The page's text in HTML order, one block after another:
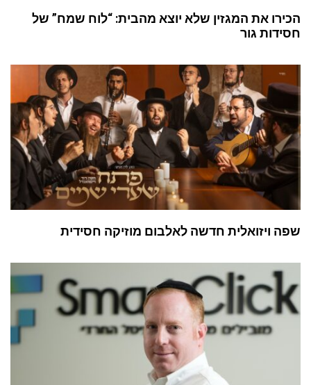
הכירו את המגזין שלא יוצא מהבית: “לוח שמח” של
חסידות גור
שפה ויזואלית חדשה לאלבום מוזיקה חסידית